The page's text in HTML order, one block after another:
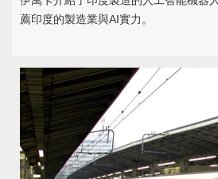
薦印度的製造業與AI實力。